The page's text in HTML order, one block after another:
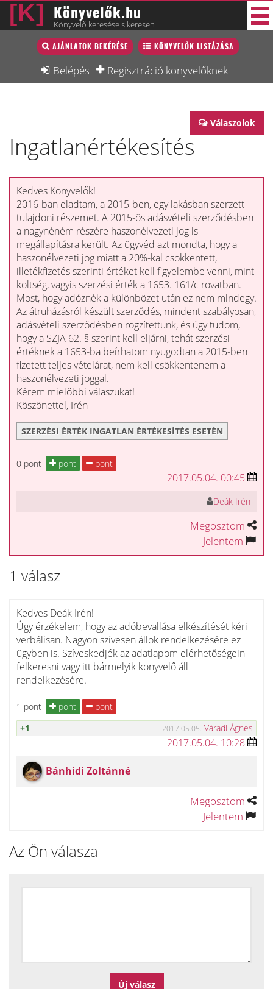
Könyvelők.hu
Könyvelő keresése sikeresen
AJÁNLATOK BEKÉRÉSE KÖNYVELŐK LISTÁZÁSA
Belépés Regisztráció könyvelőknek
Könyvelő lista
Könyvelési munkák
Blog
Képzésnaptár
Válaszolok
Ingatlanértékesítés
Kedves Könyvelők!
2016-ban eladtam, a 2015-ben, egy lakásban szerzett
tulajdoni részemet. A 2015-ös adásvételi szerződésben
a nagynéném részére haszonélvezeti jog is
megállapításra került. Az ügyvéd azt mondta, hogy a
haszonélvezeti jog miatt a 20%-kal csökkentett,
illetékfizetés szerinti értéket kell figyelembe venni, mint
költség, vagyis szerzési érték a 1653. 161/c rovatban.
Most, hogy adóznék a különbözet után ez nem mindegy.
Az átruházásról készült szerződés, mindent szabályosan,
adásvételi szerződésben rögzítettünk, és úgy tudom,
hogy a SZJA 62. § szerint kell eljárni, tehát szerzési
értéknek a 1653-ba beírhatom nyugodtan a 2015-ben
fizetett teljes vételárat, nem kell csökkentenem a
haszonélvezeti joggal.
Kérem mielőbbi válaszukat!
Köszönettel, Irén
SZERZÉSI ÉRTÉK INGATLAN ÉRTÉKESÍTÉS ESETÉN
0 pont pont pont
2017.05.04. 00:45
Deák Irén
Megosztom
Jelentem
1 válasz
Kedves Deák Irén!
Úgy érzékelem, hogy az adóbevallása elkészítését kéri
verbálisan. Nagyon szívesen állok rendelkezésére ez
ügyben is. Szíveskedjék az adatlapom elérhetőségein
felkeresni vagy itt bármelyik könyvelő áll
rendelkezésére.
1 pont pont
pont
+1
2017.05.05. Váradi Ágnes
2017.05.04. 10:28
Bánhidi Zoltánné
Megosztom
Jelentem
Az Ön válasza